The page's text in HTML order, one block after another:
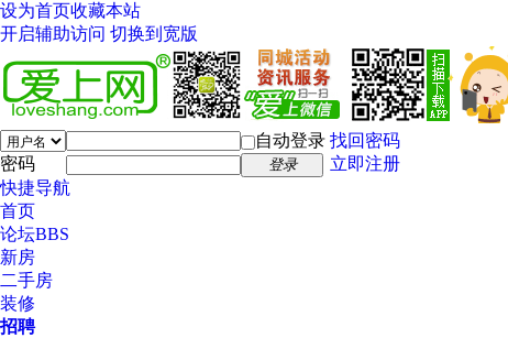
设为首页收藏本站
开启辅助访问 切换到宽版
自动登录 找回密码
密码
登录
立即注册
快捷导航
首页
论坛BBS
新房
二手房
装修
招聘